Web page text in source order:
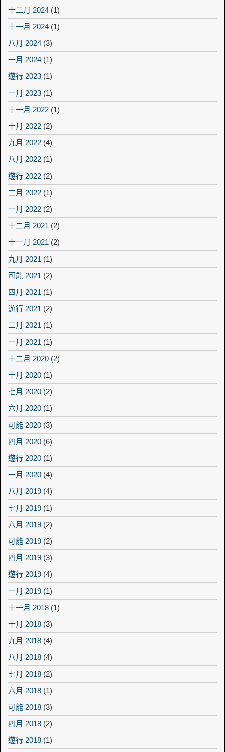
十二月 2024 (1)
十一月 2024 (1)
八月 2024 (3)
一月 2024 (1)
遊行 2023 (1)
一月 2023 (1)
十一月 2022 (1)
十月 2022 (2)
九月 2022 (4)
八月 2022 (1)
遊行 2022 (2)
二月 2022 (1)
一月 2022 (2)
十二月 2021 (2)
十一月 2021 (2)
九月 2021 (1)
可能 2021 (2)
四月 2021 (1)
遊行 2021 (2)
二月 2021 (1)
一月 2021 (1)
十二月 2020 (2)
十月 2020 (1)
七月 2020 (2)
六月 2020 (1)
可能 2020 (3)
四月 2020 (6)
遊行 2020 (1)
一月 2020 (4)
八月 2019 (4)
七月 2019 (1)
六月 2019 (2)
可能 2019 (2)
四月 2019 (3)
遊行 2019 (4)
一月 2019 (1)
十一月 2018 (1)
十月 2018 (3)
九月 2018 (4)
八月 2018 (4)
七月 2018 (2)
六月 2018 (1)
可能 2018 (3)
四月 2018 (2)
遊行 2018 (1)